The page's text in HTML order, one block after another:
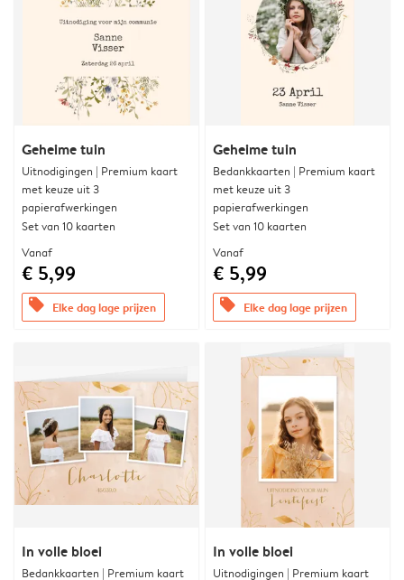
Geheime tuin
Uitnodigingen | Premium kaart
met keuze uit 3
papierafwerkingen
Set van 10 kaarten
Vanaf
€ 5,99
offers Elke dag lage prijzen
Geheime tuin
Bedankkaarten | Premium kaart
met keuze uit 3
papierafwerkingen
Set van 10 kaarten
Vanaf
€ 5,99
offers Elke dag lage prijzen
In volle bloei
Bedankkaarten | Premium kaart
In volle bloei
Uitnodigingen | Premium kaart